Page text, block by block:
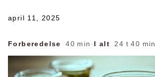
april 11, 2025
Forberedelse 40 min · I alt 24 t 40 min